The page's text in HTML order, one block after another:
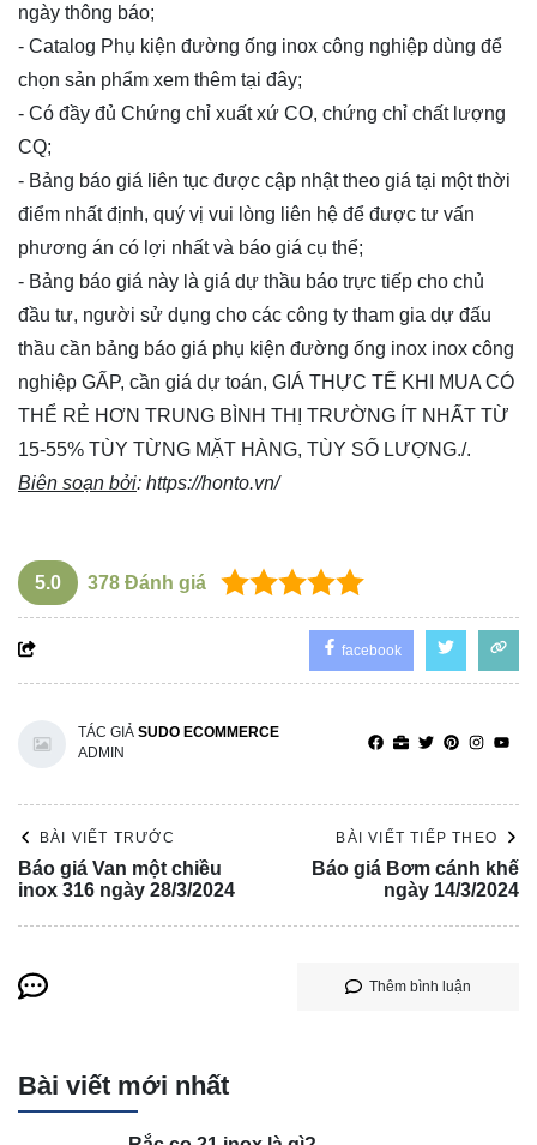
ngày thông báo;
- Catalog Phụ kiện đường ống inox công nghiệp dùng để
chọn sản phẩm xem thêm tại đây;
- Có đầy đủ Chứng chỉ xuất xứ CO, chứng chỉ chất lượng
CQ;
- Bảng báo giá liên tục được cập nhật theo giá tại một thời
điểm nhất định, quý vị vui lòng liên hệ để được tư vấn
phương án có lợi nhất và báo giá cụ thể;
- Bảng báo giá này là giá dự thầu báo trực tiếp cho chủ
đầu tư, người sử dụng cho các công ty tham gia dự đấu
thầu cần bảng báo giá phụ kiện đường ống inox inox công
nghiệp GẤP, cần giá dự toán, GIÁ THỰC TẾ KHI MUA CÓ
THỂ RẺ HƠN TRUNG BÌNH THỊ TRƯỜNG ÍT NHẤT TỪ
15-55% TÙY TỪNG MẶT HÀNG, TÙY SỐ LƯỢNG./.
Biên soạn bởi: https://honto.vn/
5.0 378 Đánh giá
facebook
TÁC GIẢ SUDO ECOMMERCE
ADMIN
BÀI VIẾT TRƯỚC
Báo giá Van một chiều
inox 316 ngày 28/3/2024
BÀI VIẾT TIẾP THEO
Báo giá Bơm cánh khế
ngày 14/3/2024
Thêm bình luận
Bài viết mới nhất